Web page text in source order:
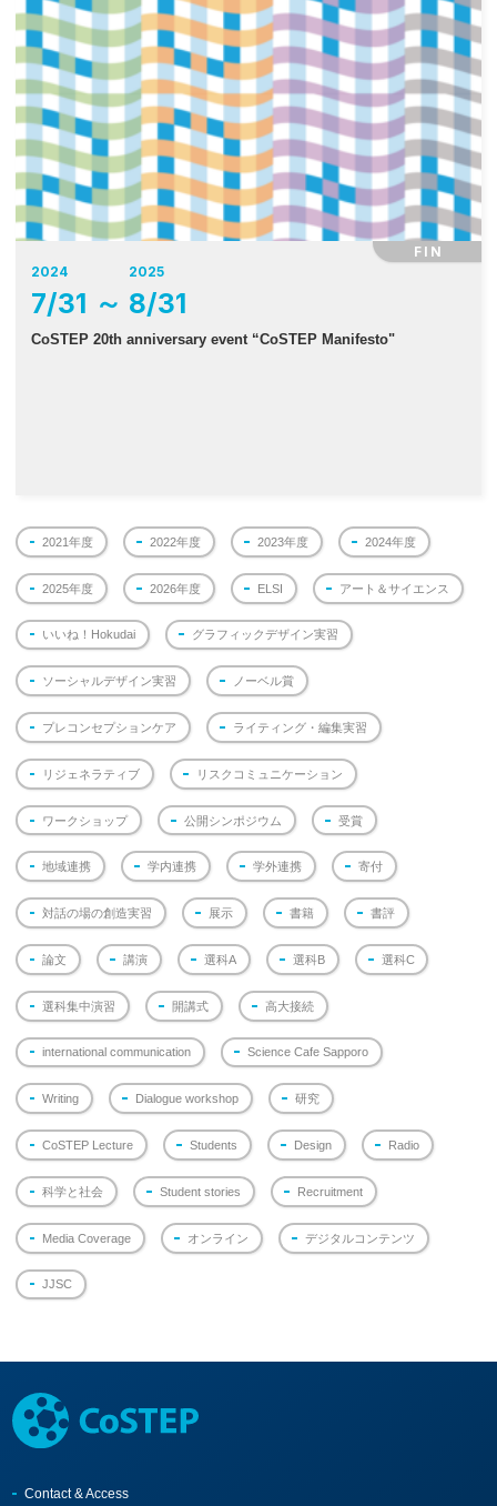
FIN
2024
7/31 ～
2025
8/31
CoSTEP 20th anniversary event “CoSTEP Manifesto"
2021年度 2022年度 2023年度 2024年度
2025年度 2026年度 ELSI アート＆サイエンス
いいね！Hokudai グラフィックデザイン実習
ソーシャルデザイン実習 ノーベル賞
プレコンセプションケア ライティング・編集実習
リジェネラティブ リスクコミュニケーション
ワークショップ 公開シンポジウム 受賞
地域連携 学内連携 学外連携 寄付
対話の場の創造実習 展示 書籍 書評
論文 講演 選科A 選科B 選科C
選科集中演習 開講式 高大接続
international communication Science Cafe Sapporo
Writing Dialogue workshop 研究
CoSTEP Lecture Students Design Radio
科学と社会 Student stories Recruitment
Media Coverage オンライン デジタルコンテンツ
JJSC
Contact & Access